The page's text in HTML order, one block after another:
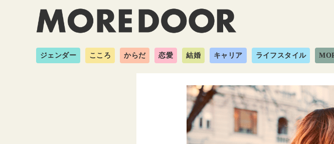
ジェンダー こころ からだ 恋愛 結婚 キャリア ライフスタイル